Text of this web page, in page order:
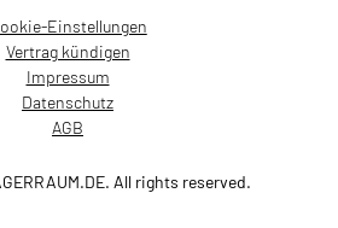
All rights reserved.
Einstellungen
Vertrag kündigen
Impressum
Datenschutz
AGB